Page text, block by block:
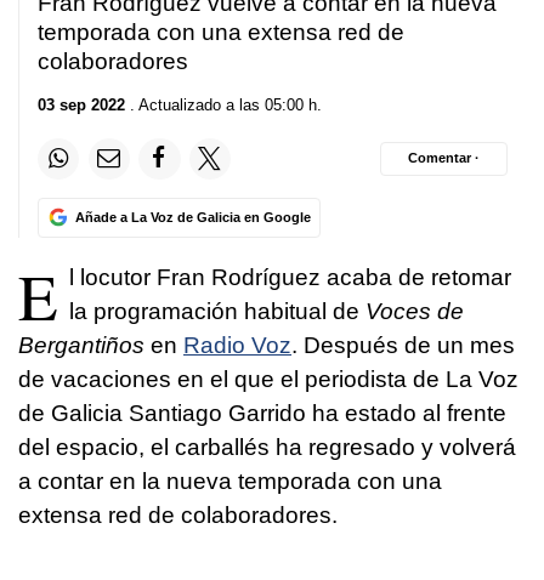
temporada con una extensa red de
colaboradores
03 sep 2022 . Actualizado a las 05:00 h.
Añade a La Voz de Galicia en Google
Comentar ·
E l locutor Fran Rodríguez acaba de retomar
la programación habitual de Voces de
Bergantiños en Radio Voz. Después de un mes
de vacaciones en el que el periodista de La Voz
de Galicia Santiago Garrido ha estado al frente
del espacio, el carballés ha regresado y volverá
a contar en la nueva temporada con una
extensa red de colaboradores.